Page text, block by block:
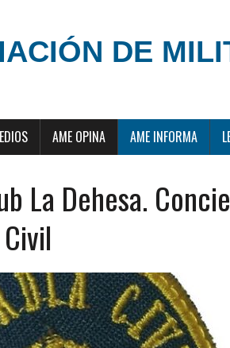
DE
AME OPINA AME INFORMA
La Dehesa.